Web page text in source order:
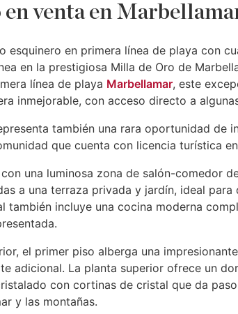
en venta en
esquinero en primera línea de playa con
en la prestigiosa Milla de Oro de
línea de playa Marbellamar, este
inmejorable, con acceso directo a
también una rara oportunidad de
que cuenta con licencia turística
una luminosa zona de salón-comedor
a una terraza privada y jardín, ideal
también incluye una cocina moderna
el primer piso alberga una
adicional. La planta superior ofrece un
con cortinas de cristal que da
y las montañas.